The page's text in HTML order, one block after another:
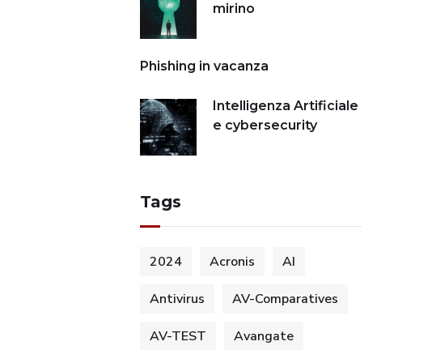
mirino
Phishing in vacanza
Intelligenza Artificiale
e cybersecurity
Tags
2024 Acronis AI
Antivirus AV-Comparatives
AV-TEST Avangate